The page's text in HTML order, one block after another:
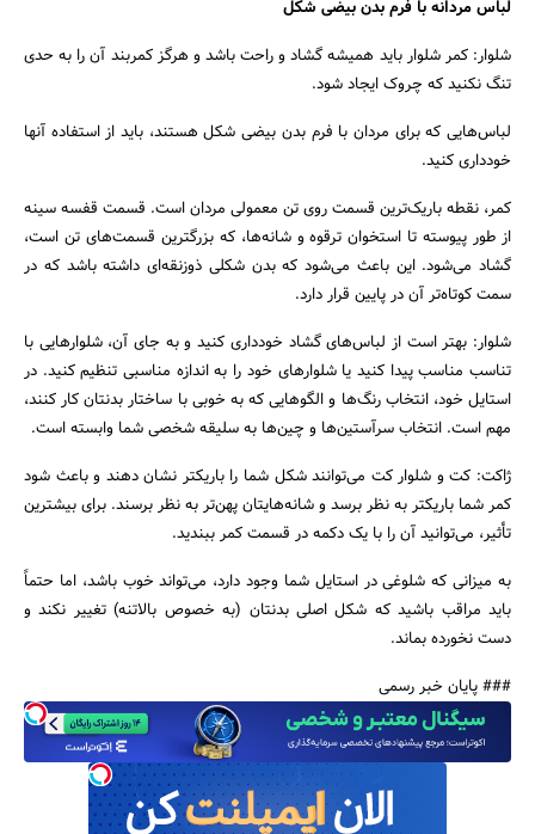
لباس مردانه با فرم بدن بیضی شکل
شلوار: کمر شلوار باید همیشه گشاد و راحت باشد و هرگز کمربند آن را به حدی
تنگ نکنید که چروک ایجاد شود.
لباس‌هایی که برای مردان با فرم بدن بیضی شکل هستند، باید از استفاده آنها
خودداری کنید.
کمر، نقطه باریک‌ترین قسمت روی تن معمولی مردان است. قسمت قفسه سینه
از طور پیوسته تا استخوان ترقوه و شانه‌ها، که بزرگترین قسمت‌های تن است،
گشاد می‌شود. این باعث می‌شود که بدن شکلی ذوزنقه‌ای داشته باشد که در
سمت کوتاه‌تر آن در پایین قرار دارد.
شلوار: بهتر است از لباس‌های گشاد خودداری کنید و به جای آن، شلوارهایی با
تناسب مناسب پیدا کنید یا شلوارهای خود را به اندازه مناسبی تنظیم کنید. در
استایل خود، انتخاب رنگ‌ها و الگوهایی که به خوبی با ساختار بدنتان کار کنند،
مهم است. انتخاب سرآستین‌ها و چین‌ها به سلیقه شخصی شما وابسته است.
ژاکت: کت و شلوار کت می‌توانند شکل شما را باریکتر نشان دهند و باعث شود
کمر شما باریکتر به نظر برسد و شانه‌هایتان پهن‌تر به نظر برسند. برای بیشترین
تأثیر، می‌توانید آن را با یک دکمه در قسمت کمر ببندید.
به میزانی که شلوغی در استایل شما وجود دارد، می‌تواند خوب باشد، اما حتماً
باید مراقب باشید که شکل اصلی بدنتان (به خصوص بالاتنه) تغییر نکند و
دست نخورده بماند.
### پایان خبر رسمی